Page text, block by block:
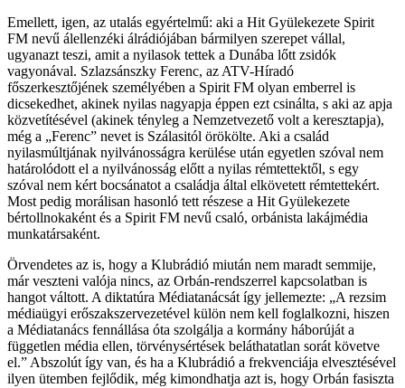
Emellett, igen, az utalás egyértelmű: aki a Hit Gyülekezete Spirit
FM nevű álellenzéki álrádiójában bármilyen szerepet vállal,
ugyanazt teszi, amit a nyilasok tettek a Dunába lőtt zsidók
vagyonával. Szlazsánszky Ferenc, az ATV-Híradó
főszerkesztőjének személyében a Spirit FM olyan emberrel is
dicsekedhet, akinek nyilas nagyapja éppen ezt csinálta, s aki az apja
közvetítésével (akinek tényleg a Nemzetvezető volt a keresztapja),
még a „Ferenc” nevet is Szálasitól örökölte. Aki a család
nyilasmúltjának nyilvánosságra kerülése után egyetlen szóval nem
határolódott el a nyilvánosság előtt a nyilas rémtettektől, s egy
szóval nem kért bocsánatot a családja által elkövetett rémtettekért.
Most pedig morálisan hasonló tett részese a Hit Gyülekezete
bértollnokaként és a Spirit FM nevű csaló, orbánista lakájmédia
munkatársaként.
Örvendetes az is, hogy a Klubrádió miután nem maradt semmije,
már veszteni valója nincs, az Orbán-rendszerrel kapcsolatban is
hangot váltott. A diktatúra Médiatanácsát így jellemezte: „A rezsim
médiaügyi erőszakszervezetével külön nem kell foglalkozni, hiszen
a Médiatanács fennállása óta szolgálja a kormány háborúját a
független média ellen, törvénysértések beláthatatlan sorát követve
el.” Abszolút így van, és ha a Klubrádió a frekvenciája elvesztésével
ilyen ütemben fejlődik, még kimondhatja azt is, hogy Orbán fasiszta